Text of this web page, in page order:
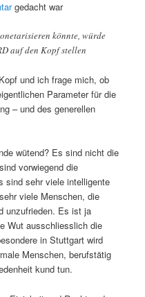
gedacht war
könnte, würde
auf den Kopf stellen
und ich frage mich, ob
Parameter für die
– und des generellen
wütend? Es sind nicht die
vorwiegend die
sind sehr viele intelligente
viele Menschen, die
unzufrieden. Es ist ja
Wut ausschliesslich die
in Stuttgart wird
Menschen, berufstätig
kund tun.